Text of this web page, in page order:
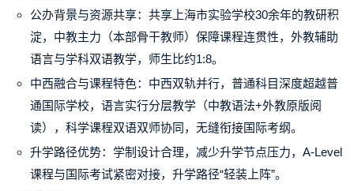
公办背景与资源共享：共享上海市实验学校30余年的教研积
淀，中教主力（本部骨干教师）保障课程连贯性，外教辅助
语言与学科双语教学，师生比约1:8。
中西融合与课程特色：中西双轨并行，普通科目深度超越普
通国际学校，语言实行分层教学（中教语法+外教原版阅
读），科学课程双语双师协同，无缝衔接国际考纲。
升学路径优势：学制设计合理，减少升学节点压力，A-Level
课程与国际考试紧密对接，升学路径“轻装上阵”。